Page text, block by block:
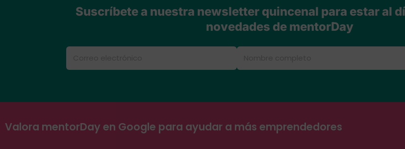
Suscríbete a nuestra newsletter quincenal para estar al
novedades de mentorDay
Valora mentorDay en Google para ayudar a más emprendedores